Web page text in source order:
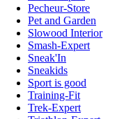
Pecheur-Store
Pet and Garden
Slowood Interior
Smash-Expert
Sneak'In
Sneakids
Sport is good
Training-Fit
Trek-Expert